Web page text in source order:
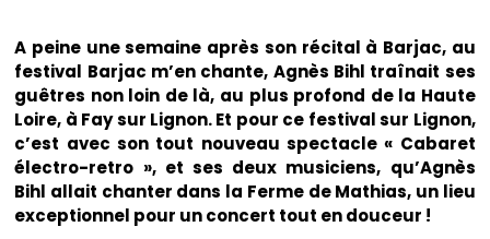
A peine une semaine après son récital à Barjac, au
festival Barjac m’en chante, Agnès Bihl traînait ses
guêtres non loin de là, au plus profond de la Haute
Loire, à Fay sur Lignon. Et pour ce festival sur Lignon,
c’est avec son tout nouveau spectacle « Cabaret
électro-retro », et ses deux musiciens, qu’Agnès
Bihl allait chanter dans la Ferme de Mathias, un lieu
exceptionnel pour un concert tout en douceur !